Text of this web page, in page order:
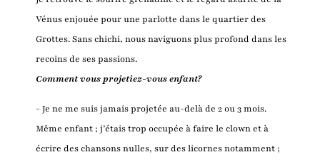
Vénus enjouée pour une parlotte dans le quartier des
Grottes. Sans chichi, nous naviguons plus profond dans les
recoins de ses passions.
Comment vous projetiez-vous enfant?
- Je ne me suis jamais projetée au-delà de 2 ou 3 mois.
Même enfant ; j’étais trop occupée à faire le clown et à
écrire des chansons nulles, sur des licornes notamment ;